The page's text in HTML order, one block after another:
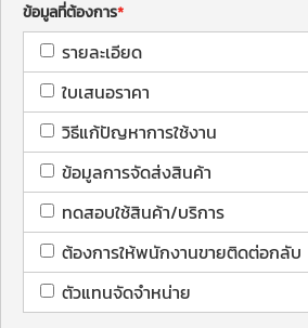
ข้อมูลที่ต้องการ
รายละเอียด
ใบเสนอราคา
วิธีแก้ปัญหาการใช้งาน
ข้อมูลการจัดส่งสินค้า
ทดสอบใช้สินค้า/บริการ
ต้องการให้พนักงานขายติดต่อกลับ
ตัวแทนจัดจำหน่าย